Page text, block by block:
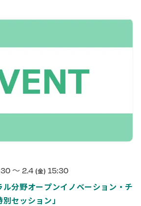
〜 2.4 (金) 15:30
分野オープンイノベーション・チ
セッション」